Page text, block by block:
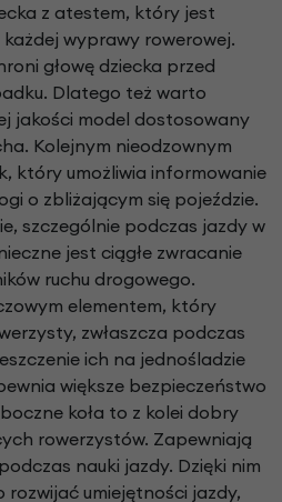
z atestem, który jest
wyprawy rowerowej.
głowę dziecka przed
Dlatego też warto
jakości model dostosowany
Kolejnym nieodzownym
który umożliwia informowanie
o zbliżającym się pojeździe.
szczególnie podczas jazdy w
jest ciągłe zwracanie
ruchu drogowego.
elementem, który
zwłaszcza podczas
ich na jednośladzie
większe bezpieczeństwo
koła to z kolei dobry
rowerzystów. Zapewniają
nauki jazdy. Dzięki nim
umiejętności jazdy,